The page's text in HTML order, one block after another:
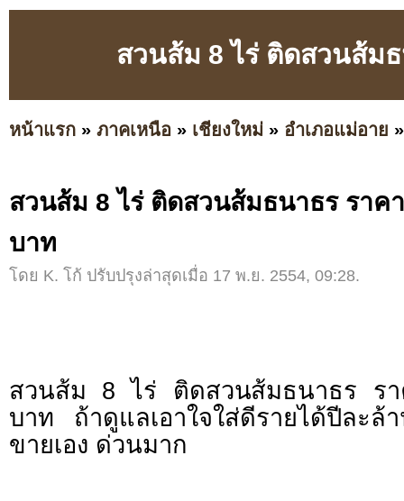
สวนส้ม 8 ไร่ ติดสวนส้ม
หน้าแรก » ภาคเหนือ » เชียงใหม่ » อำเภอแม่อาย
สวนส้ม 8 ไร่ ติดสวนส้มธนาธร ราค
บาท
โดย K. โก้ ปรับปรุงล่าสุดเมื่อ 17 พ.ย. 2554, 09:28.
สวนส้ม 8 ไร่ ติดสวนส้มธนาธร รา
บาท ถ้าดูแลเอาใจใส่ดีรายได้ปีละล้
ขายเอง ด่วนมาก